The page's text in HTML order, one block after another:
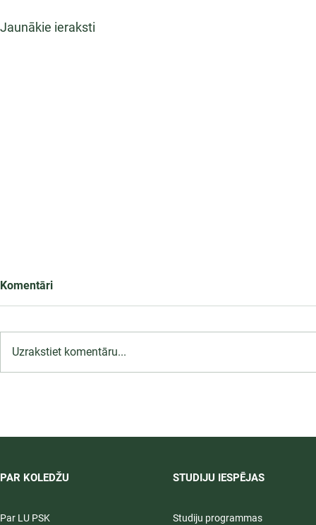
Jaunākie ieraksti
Komentāri
Uzrakstiet komentāru...
PAR KOLEDŽU
Par LU PSK
STUDIJU IESPĒJAS
Studiju programmas